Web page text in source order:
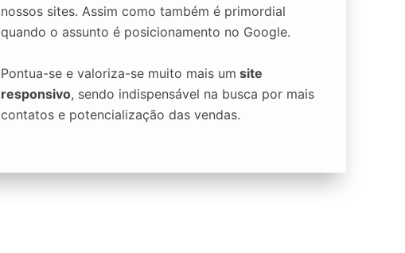
nossos sites. Assim como também é primordial
quando o assunto é posicionamento no Google.
Pontua-se e valoriza-se muito mais um site
responsivo, sendo indispensável na busca por mais
contatos e potencialização das vendas.